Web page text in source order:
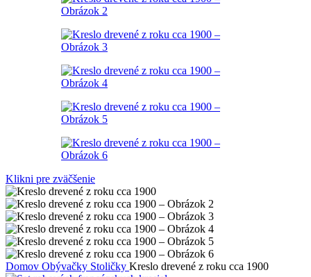
Klikni pre zväčšenie
Domov Obývačky Stoličky Kreslo drevené z roku cca 1900